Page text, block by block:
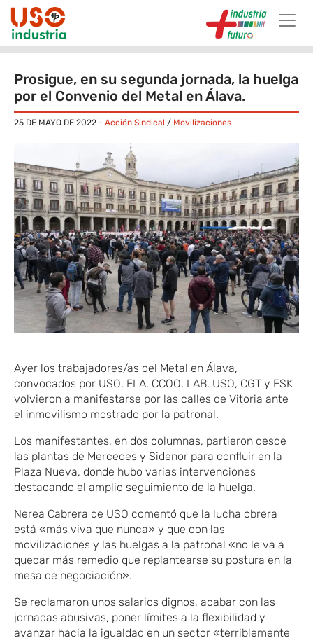
Skip to main content
Prosigue, en su segunda jornada, la huelga
por el Convenio del Metal en Álava.
25 DE MAYO DE 2022 - Acción Sindical / Movilizaciones
Ayer los trabajadores/as del Metal en Álava,
convocados por USO, ELA, CCOO, LAB, USO, CGT y ESK
volvieron a manifestarse por las calles de Vitoria ante
el inmovilismo mostrado por la patronal.
Los manifestantes, en dos columnas, partieron desde
las plantas de Mercedes y Sidenor para confluir en la
Plaza Nueva, donde hubo varias intervenciones
destacando el amplio seguimiento de la huelga.
Nerea Cabrera de USO comentó que la lucha obrera
está «más viva que nunca» y que con las
movilizaciones y las huelgas a la patronal «no le va a
quedar más remedio que replantearse su postura en la
mesa de negociación».
Se reclamaron unos salarios dignos, acabar con las
jornadas abusivas, poner límites a la flexibilidad y
avanzar hacia la igualdad en un sector «terriblemente